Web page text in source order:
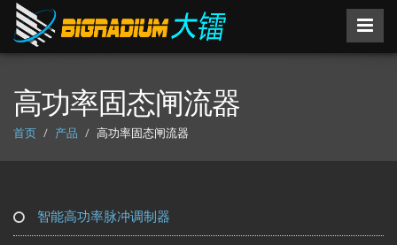
高功率固态闸流器
首页 产品 高功率固态闸流器
智能高功率脉冲调制器